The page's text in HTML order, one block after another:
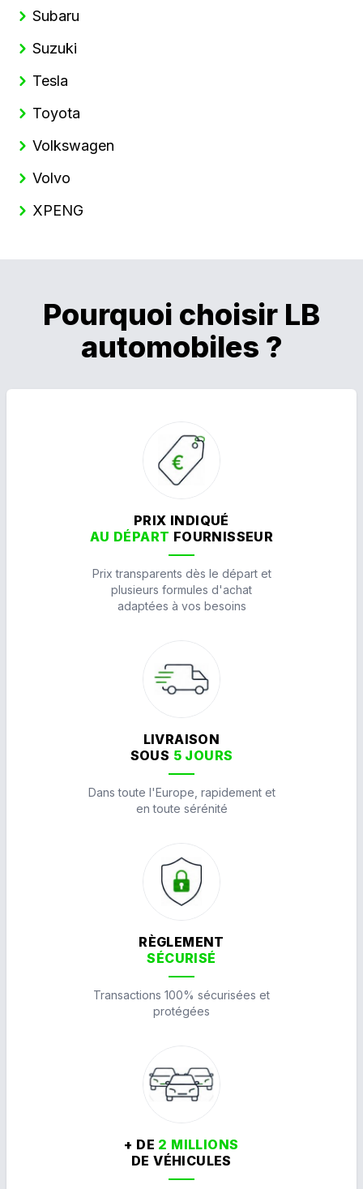
Subaru
Suzuki
Tesla
Toyota
Volkswagen
Volvo
XPENG
Pourquoi choisir LB
automobiles ?
PRIX INDIQUÉ
AU DÉPART FOURNISSEUR
Prix transparents dès le départ et
plusieurs formules d'achat
adaptées à vos besoins
LIVRAISON
SOUS 5 JOURS
Dans toute l'Europe, rapidement et
en toute sérénité
RÈGLEMENT
SÉCURISÉ
Transactions 100% sécurisées et
protégées
+ DE 2 MILLIONS
DE VÉHICULES